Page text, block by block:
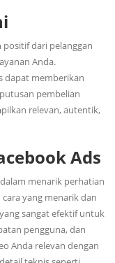
dari pelanggan
Anda.
dapat memberikan
pembelian
relevan, autentik,
Ads
menarik perhatian
yang menarik dan
sangat efektif untuk
pengguna, dan
Anda relevan dengan